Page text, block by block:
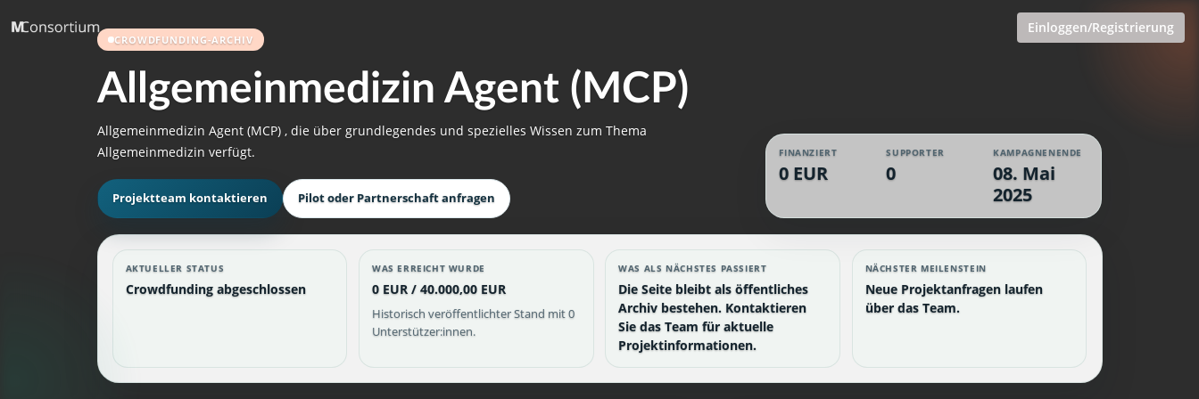
Einloggen/Registrierung
CROWDFUNDING-ARCHIV
Allgemeinmedizin Agent (MCP)
Allgemeinmedizin Agent (MCP) , die über grundlegendes und spezielles Wissen zum Thema
Allgemeinmedizin verfügt.
Projektteam kontaktieren Pilot oder Partnerschaft anfragen
FINANZIERT
0 EUR
SUPPORTER
0
KAMPAGNENENDE
08. Mai
2025
AKTUELLER STATUS
Crowdfunding abgeschlossen
WAS ERREICHT WURDE
0 EUR / 40.000,00 EUR
Historisch veröffentlichter Stand mit 0
Unterstützer:innen.
WAS ALS NÄCHSTES PASSIERT
Die Seite bleibt als öffentliches
Archiv bestehen. Kontaktieren
Sie das Team für aktuelle
Projektinformationen.
NÄCHSTER MEILENSTEIN
Neue Projektanfragen laufen
über das Team.